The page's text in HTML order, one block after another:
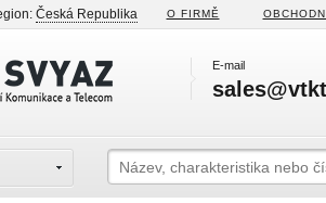
Česká Republika O FIRMĚ
E-mail